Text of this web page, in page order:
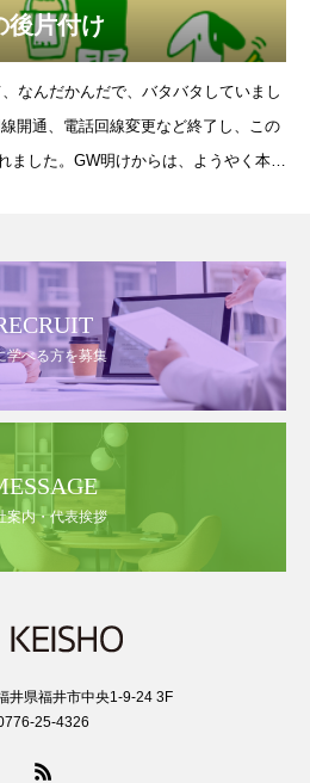
後片付け
なんだかんだで、バタバタしていまし
開通、電話回線変更など終了し、この
ました。GW明けからは、ようやく本来
学べる方を募集
案内・代表挨拶
井県福井市中央1-9-24 3F
25-4326